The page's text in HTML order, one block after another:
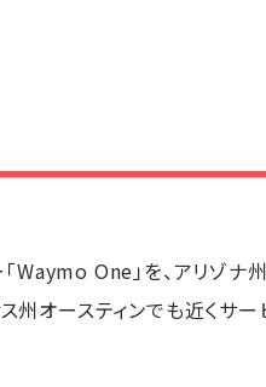
One」を、アリゾナ州
州オースティンでも近くサ